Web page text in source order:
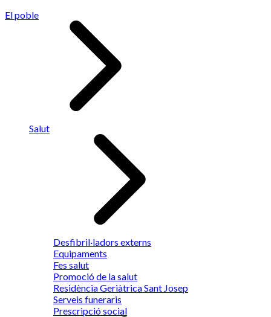
El poble
Salut
Desfibril·ladors externs
Equipaments
Fes salut
Promoció de la salut
Residència Geriàtrica Sant Josep
Serveis funeraris
Prescripció social